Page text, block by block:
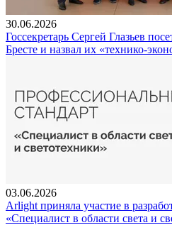
30.06.2026
Госсекретарь Сергей Глазьев
Бресте и назвал их «технико-
03.06.2026
Arlight приняла участие в
«Специалист в области света и